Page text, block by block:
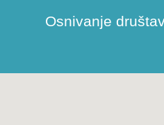
Osnivanje